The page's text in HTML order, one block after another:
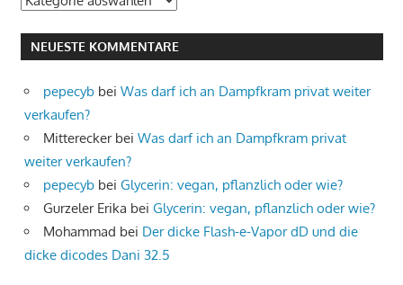
NEUESTE KOMMENTARE
pepecyb bei Was darf ich an Dampfkram privat weiter
verkaufen?
Mittereckerbei Was darf ich an Dampfkram privat
weiter verkaufen?
pepecyb bei Glycerin: vegan, pflanzlich oder wie?
Gurzeler Erika bei Glycerin: vegan, pflanzlich oder wie?
Mohammad bei Der dicke Flash-e-Vapor dD und die
dicke dicodes Dani 32.5